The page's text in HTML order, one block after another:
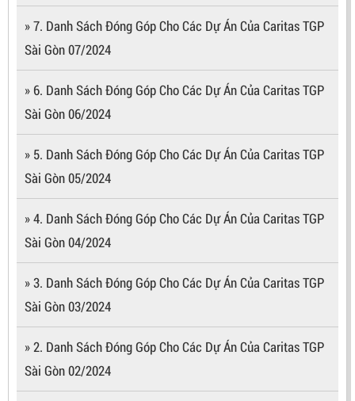
» 7. Danh Sách Đóng Góp Cho Các Dự Án Của Caritas TGP
Sài Gòn 07/2024
» 6. Danh Sách Đóng Góp Cho Các Dự Án Của Caritas TGP
Sài Gòn 06/2024
» 5. Danh Sách Đóng Góp Cho Các Dự Án Của Caritas TGP
Sài Gòn 05/2024
» 4. Danh Sách Đóng Góp Cho Các Dự Án Của Caritas TGP
Sài Gòn 04/2024
» 3. Danh Sách Đóng Góp Cho Các Dự Án Của Caritas TGP
Sài Gòn 03/2024
» 2. Danh Sách Đóng Góp Cho Các Dự Án Của Caritas TGP
Sài Gòn 02/2024